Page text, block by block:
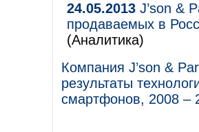
24.05.2013 J’son &
продаваемых в
(Аналитика)
Компания J’son &
результаты
смартфонов, 2008 –